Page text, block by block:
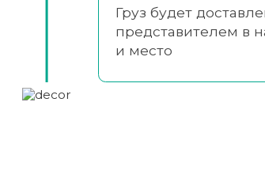
Груз будет
представителем в
и место